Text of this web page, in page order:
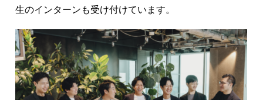
生のインターンも受け付けています。